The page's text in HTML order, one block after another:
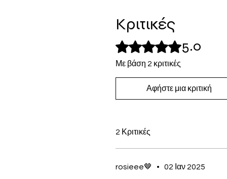
Κριτικές
Βαθμολογήθηκε με 5 από 5
5.0
Με βάση 2 κριτικές
Αφήστε μια κριτική
2 Κριτικές
rosieee🤎 • 02 Ιαν 2025